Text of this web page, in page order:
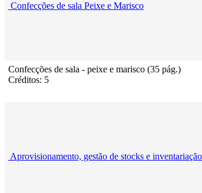
Confecções de sala Peixe e Marisco
Confecções de sala - peixe e marisco (35 pág.)
Créditos: 5
Aprovisionamento, gestão de stocks e